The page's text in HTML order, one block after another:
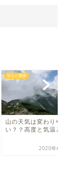
登山と健康
天気を学ぶ：各種気
報・天気予報の用語
2020年5